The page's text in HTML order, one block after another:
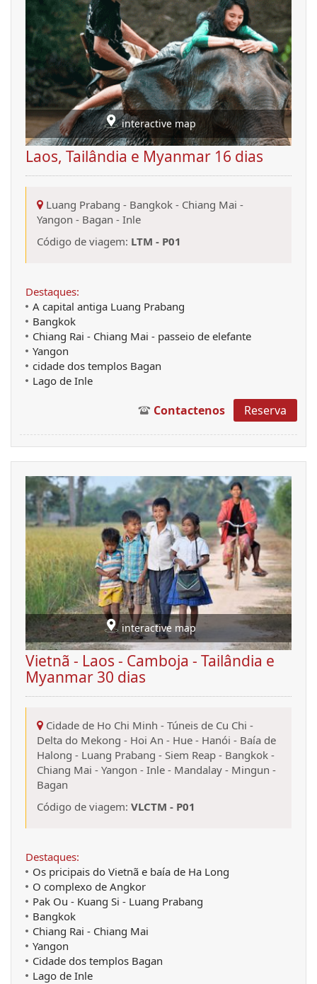
interactive map
Laos, Tailândia e Myanmar 16 dias
Luang Prabang - Bangkok - Chiang Mai -
Yangon - Bagan - Inle
Código de viagem: LTM - P01
Destaques:
A capital antiga Luang Prabang
Bangkok
Chiang Rai - Chiang Mai - passeio de elefante
Yangon
cidade dos templos Bagan
Lago de Inle
Contactenos Reserva
interactive map
Vietnã - Laos - Camboja - Tailândia e
Myanmar 30 dias
Cidade de Ho Chi Minh - Túneis de Cu Chi -
Delta do Mekong - Hoi An - Hue - Hanói - Baía de
Halong - Luang Prabang - Siem Reap - Bangkok -
Chiang Mai - Yangon - Inle - Mandalay - Mingun -
Bagan
Código de viagem: VLCTM - P01
Destaques:
Os pricipais do Vietnã e baía de Ha Long
O complexo de Angkor
Pak Ou - Kuang Si - Luang Prabang
Bangkok
Chiang Rai - Chiang Mai
Yangon
Cidade dos templos Bagan
Lago de Inle